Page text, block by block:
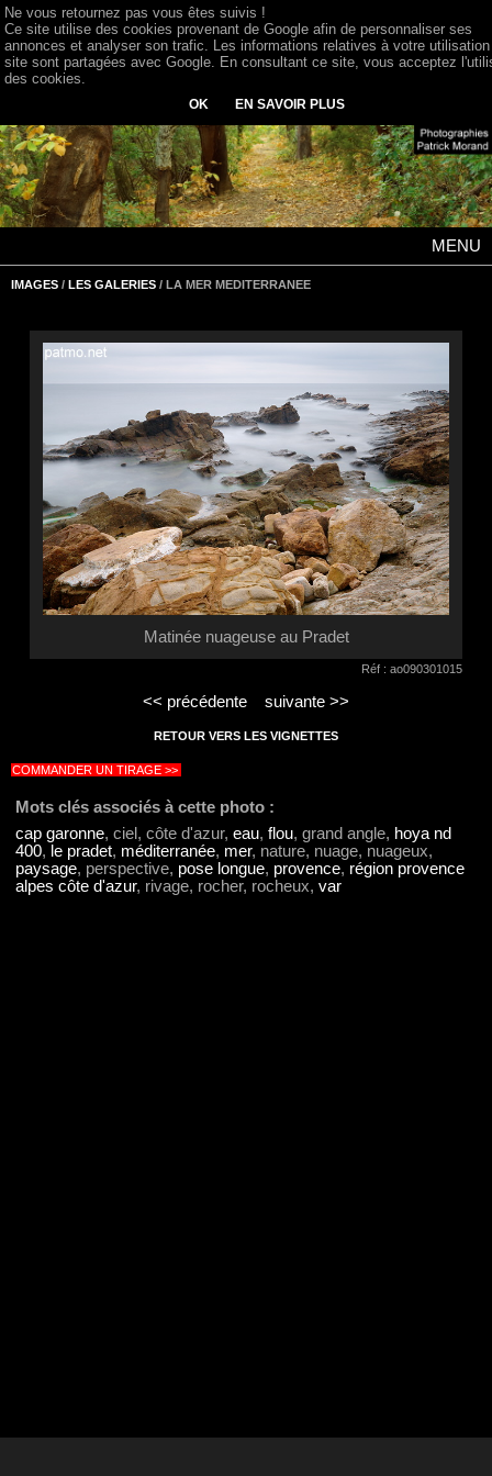
MENU
IMAGES / LES GALERIES / LA MER MEDITERRANEE
Matinée nuageuse au Pradet
Réf : ao090301015
<< précédente suivante >>
RETOUR VERS LES VIGNETTES
COMMANDER UN TIRAGE >>
Mots clés associés à cette photo :
cap garonne, ciel, côte d'azur, eau, flou, grand angle, hoya nd
400, le pradet, méditerranée, mer, nature, nuage, nuageux,
paysage, perspective, pose longue, provence, région provence
alpes côte d'azur, rivage, rocher, rocheux, var
Ne vous retournez pas vous êtes suivis !
Ce site utilise des cookies provenant de Google afin de personnaliser ses
annonces et analyser son trafic. Les informations relatives à votre
site sont partagées avec Google. En consultant ce site, vous acceptez
des cookies.
OK EN SAVOIR PLUS